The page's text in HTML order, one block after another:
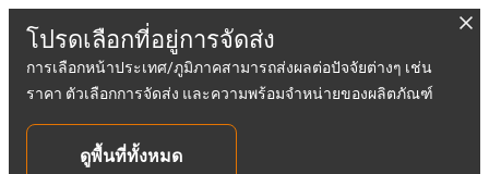
โปรดเลือกที่อยู่การจัดส่ง
การเลือกหน้าประเทศ/ภูมิภาคสามารถส่งผลต่อปัจจัยต่างๆ เช่น
ราคา ตัวเลือกการจัดส่ง และความพร้อมจำหน่ายของผลิตภัณฑ์
ดูพื้นที่ทั้งหมด